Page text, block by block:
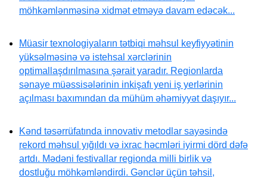
möhkəmlənməsinə xidmət etməyə davam edəcək...
Müasir texnologiyaların tətbiqi məhsul keyfiyyətinin
yüksəlməsinə və istehsal xərclərinin
optimallaşdırılmasına şərait yaradır. Regionlarda
sənaye müəssisələrinin inkişafı yeni iş yerlərinin
açılması baxımından da mühüm əhəmiyyət daşıyır...
Kənd təsərrüfatında innovativ metodlar sayəsində
rekord məhsul yığıldı və ixrac həcmləri iyirmi dörd dəfə
artdı. Mədəni festivallar regionda milli birlik və
dostluğu möhkəmləndirdi. Gənclər üçün təhsil,